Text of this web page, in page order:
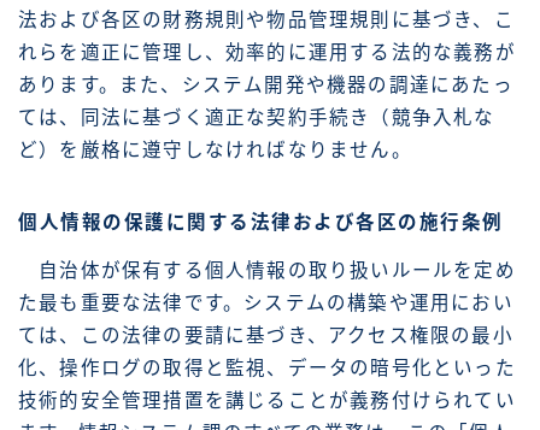
法および各区の財務規則や物品管理規則に基づき、こ
れらを適正に管理し、効率的に運用する法的な義務が
あります。また、システム開発や機器の調達にあたっ
ては、同法に基づく適正な契約手続き（競争入札な
ど）を厳格に遵守しなければなりません。
個人情報の保護に関する法律および各区の施行条例
自治体が保有する個人情報の取り扱いルールを定め
た最も重要な法律です。システムの構築や運用におい
ては、この法律の要請に基づき、アクセス権限の最小
化、操作ログの取得と監視、データの暗号化といった
技術的安全管理措置を講じることが義務付けられてい